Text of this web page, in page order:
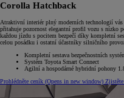
Corolla Hatchback
Atraktivní interiér plný moderních technologií
přitahuje pozornost elegantní profil vozu s nízko
každou jízdu s pocitem bezpečí díky kompletní
celou posádku i ostatní účastníky silničního
Kompletní sestava bezpečnostních
Systém Toyota Smart Connect
Agilní a hospodárné hybridní pohony
Prohlédněte ceník (Opens in new window)